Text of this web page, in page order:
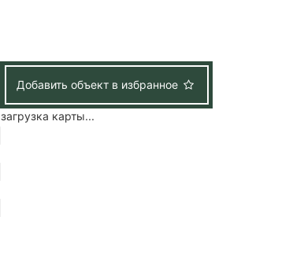
Добавить объект в избранное
загрузка карты...